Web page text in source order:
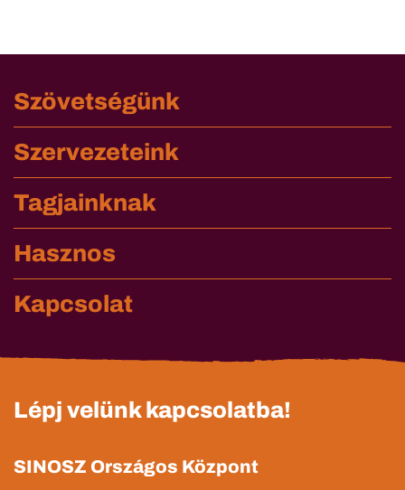
Szövetségünk
Szervezeteink
Tagjainknak
Hasznos
Kapcsolat
Lépj velünk kapcsolatba!
SINOSZ Országos Központ